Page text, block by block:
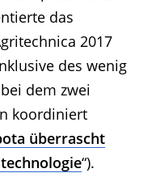
das
2017
des wenig
dem zwei
koordiniert
überrascht
“).